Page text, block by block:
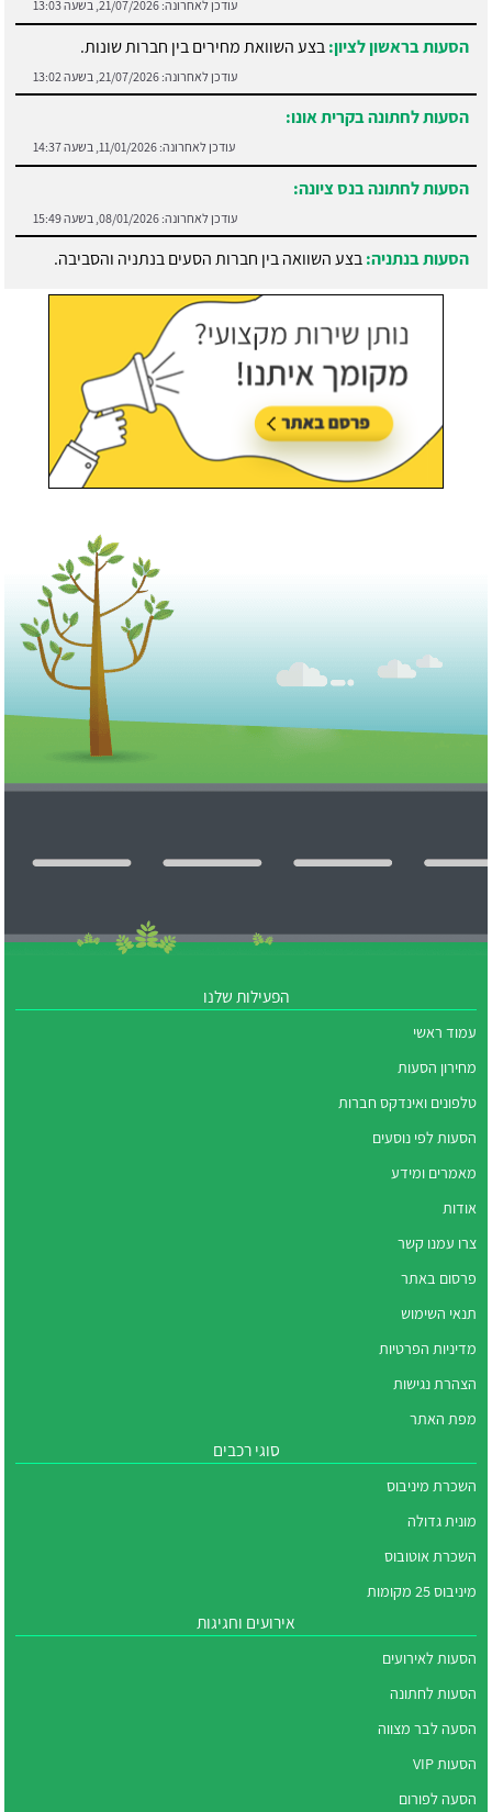
עודכן לאחרונה: 21/07/2026, בשעה 13:03
הסעות בראשון לציון:בצע השוואת מחירים בין חברות שונות.
עודכן לאחרונה: 21/07/2026, בשעה 13:02
הסעות לחתונה בקרית אונו:
עודכן לאחרונה: 11/01/2026, בשעה 14:37
הסעות לחתונה בנס ציונה:
עודכן לאחרונה: 08/01/2026, בשעה 15:49
הסעות בנתניה:בצע השוואה בין חברות הסעים בנתניה והסביבה.
הפעילות שלנו
עמוד ראשי
מחירון הסעות
טלפונים ואינדקס חברות
הסעות לפי נוסעים
מאמרים ומידע
אודות
צרו עמנו קשר
פרסום באתר
תנאי השימוש
מדיניות הפרטיות
הצהרת נגישות
מפת האתר
סוגי רכבים
השכרת מיניבוס
מונית גדולה
השכרת אוטובוס
מיניבוס 25 מקומות
אירועים וחגיגות
הסעות לאירועים
הסעות לחתונה
הסעה לבר מצווה
הסעות VIP
הסעה לפורום